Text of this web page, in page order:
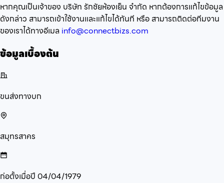
หากคุณเป็นเจ้าของ บริษัท รักชัยห้องเย็น จำกัด หากต้องการแก้ไขข้อมูล
ดังกล่าว สามารถเข้าใช้งานและแก้ไขได้ทันที หรือ สามารถติดต่อทีมงาน
ของเราได้ทางอีเมล info@connectbizs.com
ข้อมูลเบื้องต้น
ขนส่งทางบก
สมุทรสาคร
ก่อตั้งเมื่อปี 04/04/1979